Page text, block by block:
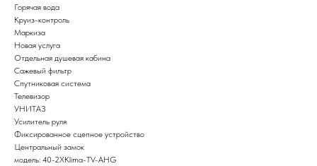
Горячая вода
Круиз-контроль
Маркиза
Новая услуга
Отдельная душевая кабина
Сажевый фильтр
Спутниковая система
Телевизор
УНИТАЗ
Усилитель руля
Фиксированное сцепное устройство
Центральный замок
модель: 40-2XKlima-TV-AHG